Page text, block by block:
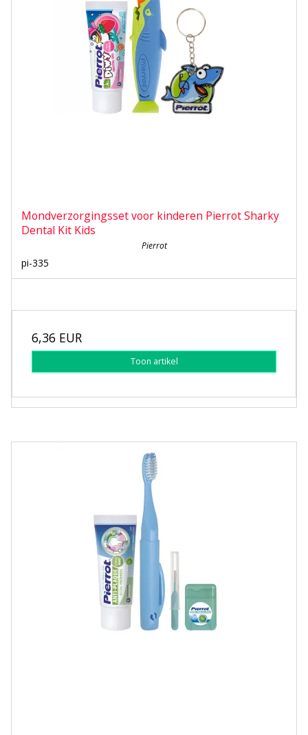
Mondverzorgingsset voor kinderen Pierrot Sharky
Dental Kit Kids
Pierrot
pi-335
6,36 EUR
Toon artikel